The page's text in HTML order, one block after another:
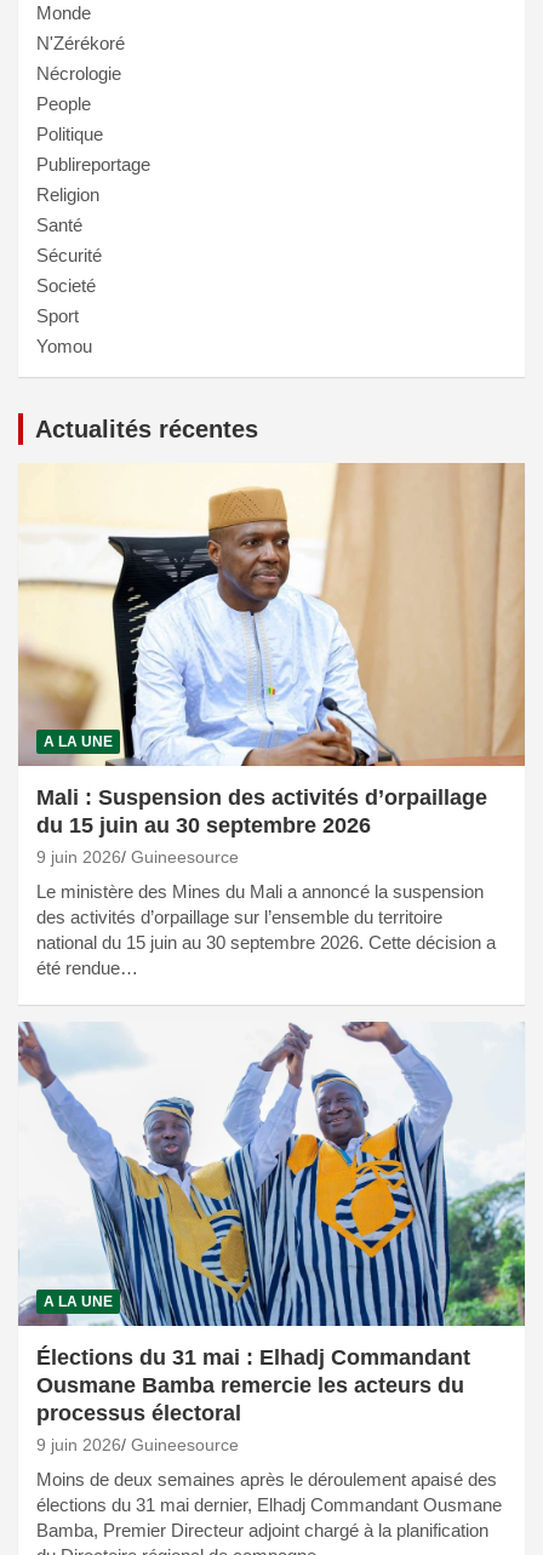
Monde
N'Zérékoré
Nécrologie
People
Politique
Publireportage
Religion
Santé
Sécurité
Societé
Sport
Yomou
Actualités récentes
A LA UNE
Mali : Suspension des activités d’orpaillage
du 15 juin au 30 septembre 2026
9 juin 2026 Guineesource
Le ministère des Mines du Mali a annoncé la suspension
des activités d’orpaillage sur l’ensemble du territoire
national du 15 juin au 30 septembre 2026. Cette décision a
été rendue…
A LA UNE
Élections du 31 mai : Elhadj Commandant
Ousmane Bamba remercie les acteurs du
processus électoral
9 juin 2026 Guineesource
Moins de deux semaines après le déroulement apaisé des
élections du 31 mai dernier, Elhadj Commandant Ousmane
Bamba, Premier Directeur adjoint chargé à la planification